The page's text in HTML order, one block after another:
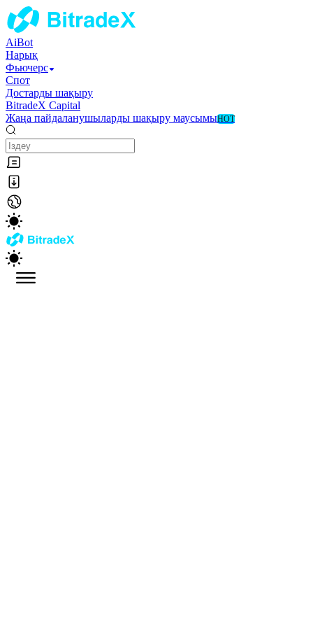
AiBot
Нарық
Фьючерс
Спот
Достарды шақыру
BitradeX Capital
Жаңа пайдаланушыларды шақыру маусымыHOT